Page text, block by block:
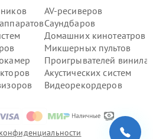
AV-ресиверов
Саундбаров
Домашних кинотеатров
Микшерных пультов
Проигрывателей винила
Акустических систем
Видеорекордеров
Sony в г.
в г.
в г.
в г.
Sony в г.